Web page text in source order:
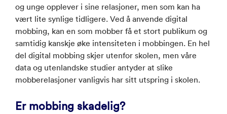
og unge opplever i sine relasjoner, men som kan ha
vært lite synlige tidligere. Ved å anvende digital
mobbing, kan en som mobber få et stort publikum og
samtidig kanskje øke intensiteten i mobbingen. En hel
del digital mobbing skjer utenfor skolen, men våre
data og utenlandske studier antyder at slike
mobberelasjoner vanligvis har sitt utspring i skolen.
Er mobbing skadelig?